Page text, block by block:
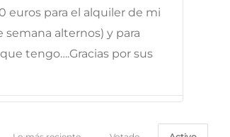
euros para el alquiler de mi
semana alternos) y para
tengo….Gracias por sus